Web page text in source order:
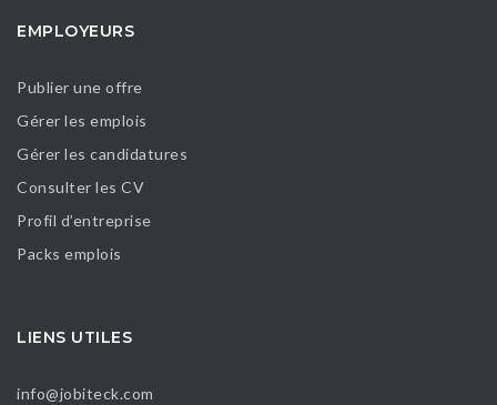
EMPLOYEURS
Publier une offre
Gérer les emplois
Gérer les candidatures
Consulter les CV
Profil d’entreprise
Packs emplois
LIENS UTILES
info@jobiteck.com